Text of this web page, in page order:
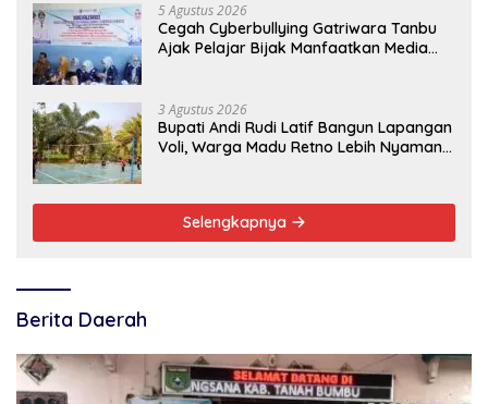
5 Agustus 2026
Cegah Cyberbullying Gatriwara Tanbu
Ajak Pelajar Bijak Manfaatkan Media
3 Agustus 2026
Bupati Andi Rudi Latif Bangun Lapangan
Voli, Warga Madu Retno Lebih Nyaman
Selengkapnya
Berita Daerah